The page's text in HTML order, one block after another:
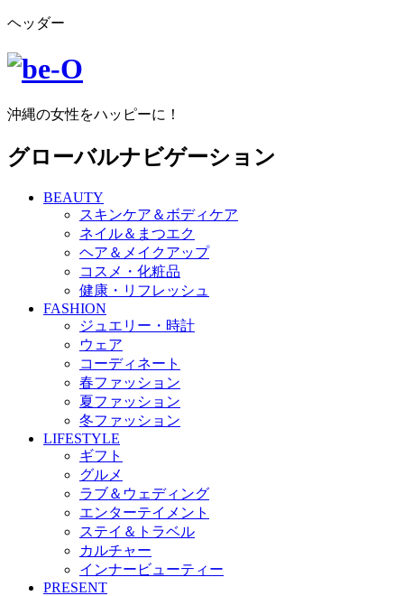
ヘッダー
沖縄の女性をハッピーに！
グローバルナビゲーション
BEAUTY
スキンケア＆ボディケア
ネイル＆まつエク
ヘア＆メイクアップ
コスメ・化粧品
健康・リフレッシュ
FASHION
ジュエリー・時計
ウェア
コーディネート
春ファッション
夏ファッション
冬ファッション
LIFESTYLE
ギフト
グルメ
ラブ＆ウェディング
エンターテイメント
ステイ＆トラベル
カルチャー
インナービューティー
PRESENT